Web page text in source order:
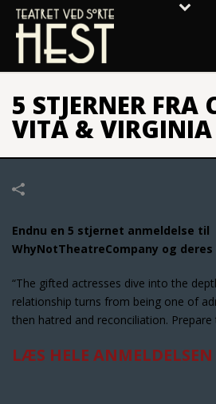
5 STJERNER FRA
VITA & VIRGINIA
Endnu en 5 stjernet anmeldelse til
WhyNotTheatreCompany og
“The gifted actresses dive into the
relationship turns from being one of
then hatred and reconciliation. Prepare
LÆS HELE ANMELDELSEN